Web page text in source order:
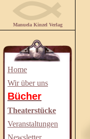
Manuela Kinzel Verlag
Home
Wir über uns
Bücher
Theaterstücke
Veranstaltungen
Newsletter